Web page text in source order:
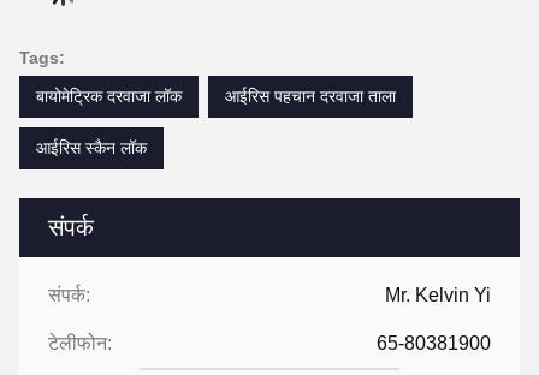
संपर्क
संपर्क: Mr. Kelvin Yi
टेलीफोन: 65-80381900
Tags:
बायोमेट्रिक दरवाजा लॉक
आईरिस पहचान दरवाजा ताला
आईरिस स्कैन लॉक